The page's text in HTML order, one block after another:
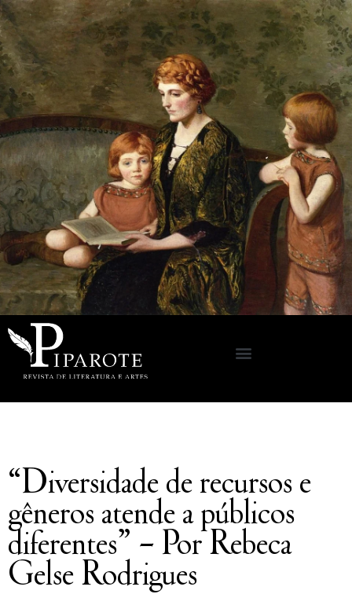
“Diversidade de recursos e
gêneros atende a públicos
diferentes” – Por Rebeca
Gelse Rodrigues